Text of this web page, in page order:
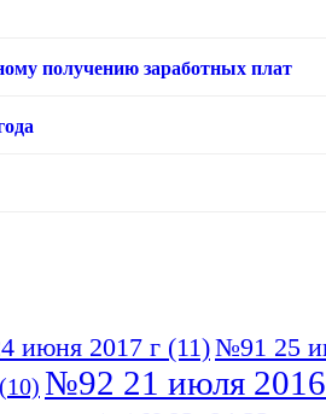
получению заработных плат
июня 2017 г (11)№91 25
(10) №92 21 июля